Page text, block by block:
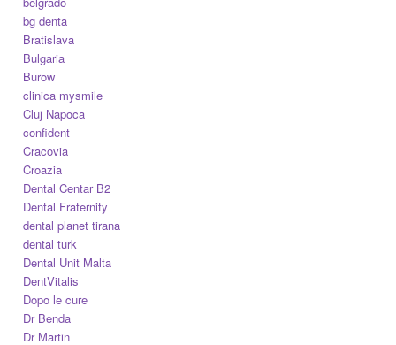
bg denta
Bratislava
Bulgaria
Burow
clinica mysmile
Cluj Napoca
confident
Cracovia
Croazia
Dental Centar B2
Dental Fraternity
dental planet tirana
dental turk
Dental Unit Malta
DentVitalis
Dopo le cure
Dr Benda
Dr Martin